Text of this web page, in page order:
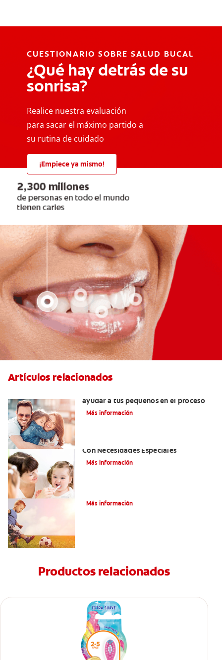
CUESTIONARIO SOBRE SALUD BUCAL
¿Qué hay detrás de su
sonrisa?
Realice nuestra evaluación
para sacar el máximo partido a
su rutina de cuidado
¡Empiece ya mismo!
Artículos relacionados
ayudar a tus pequeños en el proceso
Más información
Con Necesidades Especiales
Más información
Más información
Productos relacionados